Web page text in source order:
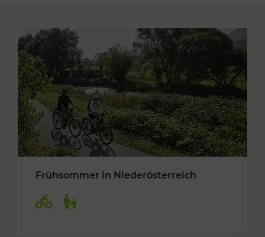
Frühsommer in Niederösterreich